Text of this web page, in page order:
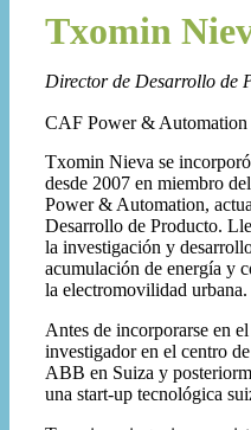
Txomin
Director de Desarrollo de
CAF Power & Automation
Txomin Nieva se
desde 2007 en miembro
Power & Automation,
Desarrollo de Producto.
la investigación y
acumulación de energía y
la electromovilidad urbana.
Antes de incorporarse en
investigador en el centro
ABB en Suiza y
una start-up tecnológica